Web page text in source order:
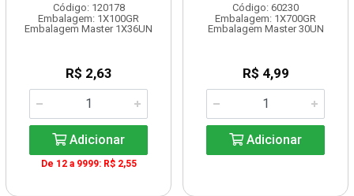
Código: 120178
Embalagem: 1X100GR
Embalagem Master 1X36UN
R$ 2,63
Adicionar
De 12 a 9999: R$ 2,55
Código: 60230
Embalagem: 1X700GR
Embalagem Master 30UN
R$ 4,99
Adicionar